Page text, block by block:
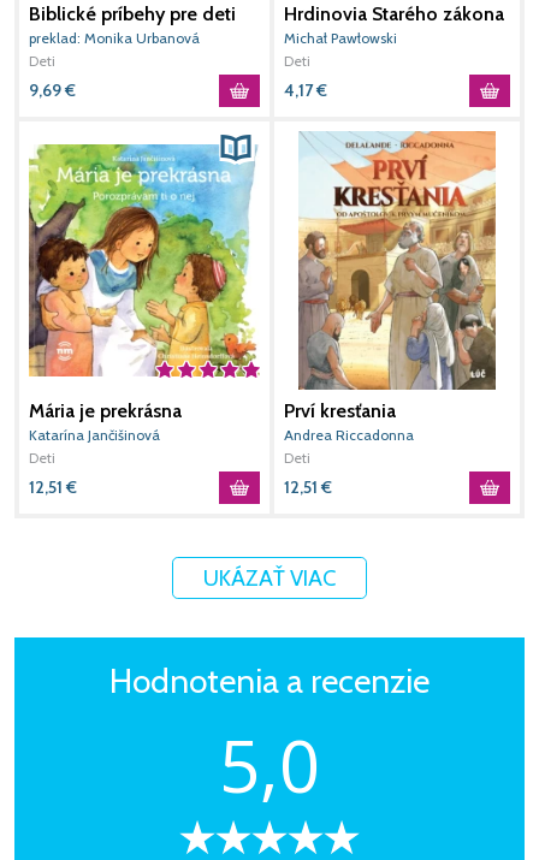
Biblické príbehy pre deti
(2. vydanie)
preklad: Monika Urbanová
Deti
9,69€
Hrdinovia Starého zákona
Michał Pawłowski
Deti
4,17€
Mária je prekrásna
Katarína Jančišinová
Deti
12,51 €
Prví kresťania
Andrea Riccadonna
Deti
12,51 €
UKÁZAŤ VIAC
Hodnotenia a recenzie
5,0